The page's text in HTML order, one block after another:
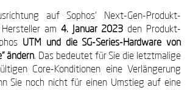
auf Sophos‘ Next-Gen-Produkt-
am 4. Januar 2023 den Produkt-
UTM und die SG-Series-Hardware von
ändern. Das bedeutet für Sie die letztmalige
Core-Konditionen eine Verlängerung
Sie noch nicht für einen Umstieg auf eine